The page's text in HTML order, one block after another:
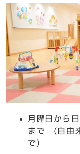
月曜日から
まで (自由
で)